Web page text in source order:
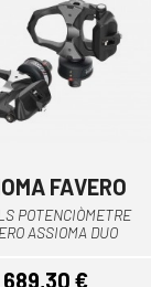
FAVERO
POTENCIÒMETRE
ASSIOMA DUO
689,30 €